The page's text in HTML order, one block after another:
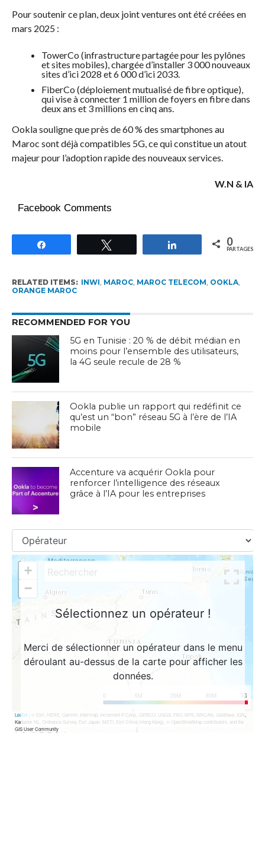
Pour soutenir ce plan, deux joint ventures ont été créées en
mars 2025 :
TowerCo (infrastructure partagée pour les pylônes
et sites mobiles), chargée d’installer 3 000 nouveaux
sites d’ici 2028 et 6 000 d’ici 2033.
FiberCo (déploiement mutualisé de fibre optique),
qui vise à connecter 1 million de foyers en fibre dans
deux ans et 3 millions en cinq ans.
Ookla souligne que près de 60 % des smartphones au
Maroc sont déjà compatibles 5G, ce qui constitue un atout
majeur pour l’adoption rapide des nouveaux services.
W.N & IA
Facebook Comments
Partagez 0
PARTAGES
RELATED ITEMS: INWI MAROC, MAROC TELECOM OOKLA,
ORANGE MAROC
RECOMMENDED FOR YOU
5G en Tunisie : 20 % de débit médian en
moins pour l’ensemble des utilisateurs,
la 4G seule recule de 28 %
Ookla publie un rapport qui redéfinit ce
qu’est un “bon” réseau 5G à l’ère de l’IA
mobile
Accenture va acquérir Ookla pour
renforcer l’intelligence des réseaux
grâce à l’IA pour les entreprises